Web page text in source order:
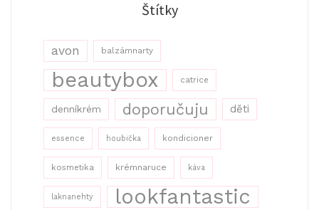
Štítky
avon balzámnarty
beautybox catrice
denníkrém doporučuju děti
essence houbička kondicioner
kosmetika krémnaruce káva
laknanehty lookfantastic